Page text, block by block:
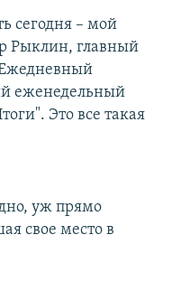
сегодня – мой
Рыклин, главный
еженедельный
Это все такая
уж прямо
свое место в